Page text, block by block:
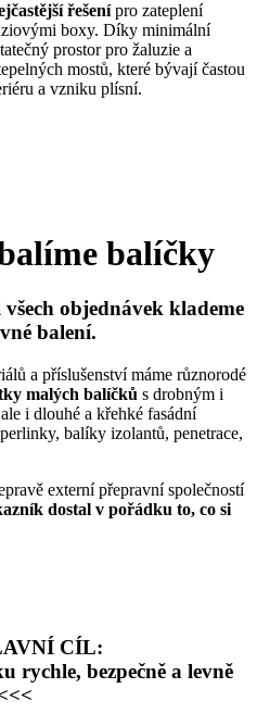
řešenípro zateplení
boxy. Díky minimální
prostor pro žaluzie a
mostů, které bývají častou
a vzniku plísní.
balíčky
objednávek klademe
balení.
a příslušenství máme různorodé
malých balíčků s drobným i
i dlouhé a křehké fasádní
balíky izolantů, penetrace,
externí přepravní společností
dostal v pořádku to, co si
CÍL:
rychle, bezpečně a levně